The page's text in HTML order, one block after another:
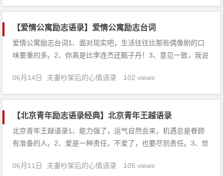
奏！5、我曾经尝试用面条上个吊，用降落伞跳过楼，用豆腐撞
【爱情公寓励志语录】爱情公寓励志台词
爱情公寓励志台词1、面对现实吧，生活往往比那些偶像剧的口
味要重的多。2、你真是比李连杰还甄子丹！3、意见一致，我说
溪流，永远向前流，小溪流呀小溪流，永远不停留。6、你今天
晚上必须给我上线，否则——我就把你的
06月14日 夫妻吵架后的心情语录 102 views
【北京青年励志语录经典】北京青年王越语录
北京青年王越语录1、能力强了，运气自然会来，机遇总是眷顾
有准备的人。2、爱是一种责任，不爱了，也要尽到责任。3、世
易，可从伤口中走出来，却很难。5、有理想，也得有实现理想
06月11日 夫妻吵架后的心情语录 105 views